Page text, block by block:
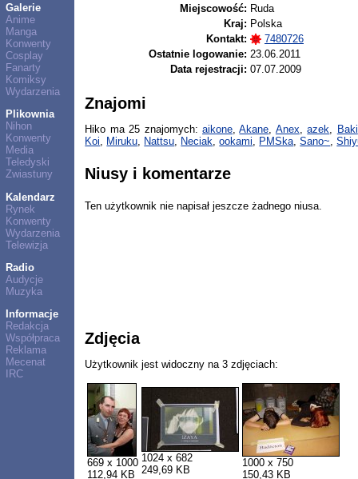
Galerie
Anime
Manga
Konwenty
Cosplay
Fanarty
Komiksy
Wydarzenia
Plikownia
Nihon
Konwenty
Media
Teledyski
Zwiastuny
Kalendarz
Rynek
Konwenty
Wydarzenia
Telewizja
Radio
Audycje
Muzyka
Informacje
Redakcja
Współpraca
Reklama
Mecenat
IRC
Miejscowość: Ruda
Kraj: Polska
Kontakt:
7480726
Ostatnie logowanie: 23.06.2011
Data rejestracji: 07.07.2009
Znajomi
Hiko ma 25 znajomych:aikone,Akane, Anex,azek, Baki
Koi, Miruku, Nattsu, Neciak,ookami, PMSka,Sano~,
Niusy i komentarze
Ten użytkownik nie napisał jeszcze żadnego niusa.
Zdjęcia
Użytkownik jest widoczny na 3 zdjęciach:
669 x 1000
112,94 KB
1024 x 682
249,69 KB
1000 x 750
150,43 KB